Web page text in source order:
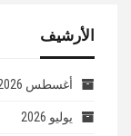
الأرشيف
أغسطس 2026
يوليو 2026